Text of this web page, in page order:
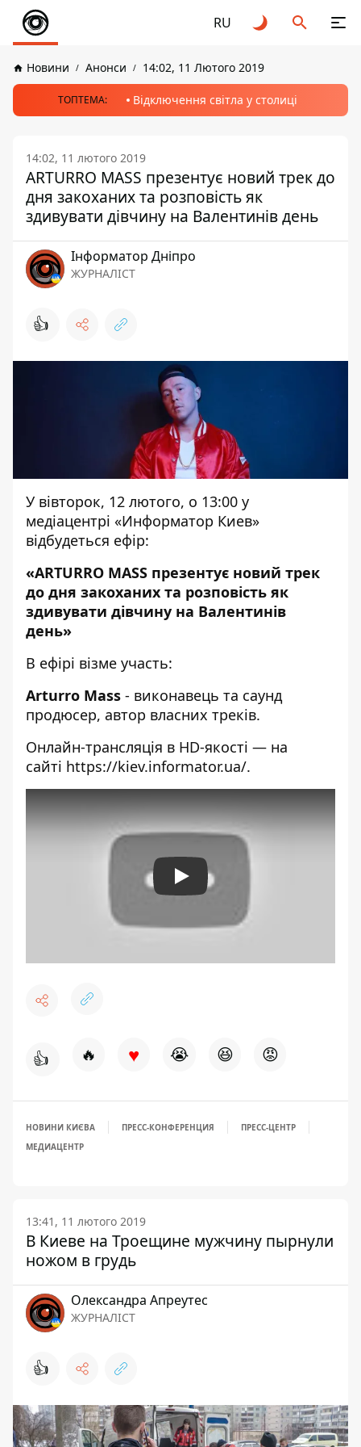
RU
Новини Анонси 14:02, 11 Лютого 2019
ТОПТЕМА: Відключення світла у столиці
14:02, 11 лютого 2019
ARTURRO MASS презентує новий трек до
дня закоханих та розповість як
здивувати дівчину на Валентинів день
Інформатор Дніпро
ЖУРНАЛІСТ
👍
У вівторок, 12 лютого, о 13:00 у
медіацентрі «Информатор Киев»
відбудеться ефір:
«ARTURRO MASS презентує новий трек
до дня закоханих та розповість як
здивувати дівчину на Валентинів
день»
В ефірі візме участь:
Arturro Mass - виконавець та саунд
продюсер, автор власних треків.
Онлайн-трансляція в HD-якості — на
сайті https://kiev.informator.ua/.
Play
👍 🔥 ♥ 😭 😆 😡
НОВИНИ КИЄВА ПРЕСС-КОНФЕРЕНЦИЯ
ПРЕСС-ЦЕНТР
МЕДИАЦЕНТР
13:41, 11 лютого 2019
В Киеве на Троещине мужчину пырнули
ножом в грудь
Олександра Апреутес
ЖУРНАЛІСТ
👍